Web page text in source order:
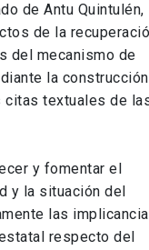
de Antu Quintulén,
de la
del mecanismo de
la construcción
citas textuales de
y fomentar el
y la situación del
las
respecto del